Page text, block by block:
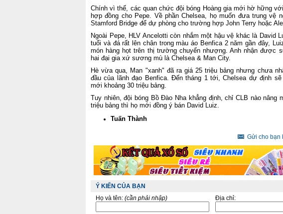
Chính vì thế, các quan chức đội bóng Hoàng gia mới hờ hững
hợp đồng cho Pepe. Về phần Chelsea, họ muốn đưa trung vệ
Stamford Bridge để dự phòng cho trường hợp John Terry hoặc
Ngoài Pepe, HLV Ancelotti còn nhắm một hậu vệ khác là David
tuổi và đá rất lên chân trong màu áo Benfica 2 năm gần đây,
món hàng họt trên thị trường chuyển nhượng. Anh nhận được
hai đại gia xứ sương mù là Chelsea & Man City.
Hè vừa qua, Man "xanh" đã ra giá 25 triệu bảng nhưng chưa
đầu của lãnh đạo Benfica. Đến tháng 1 tới, Chelsea dự định
mới khoảng 30 triệu bảng.
Tuy nhiên, đội bóng Bồ Đào Nha khẳng định, chỉ CLB nào nâng
triệu bảng thì họ mới đồng ý bán David Luiz.
Tuấn Thành
Gửi cho bạn
Ý KIẾN CỦA BẠN
Họ và tên: (cần phải nhập) Địa chỉ: